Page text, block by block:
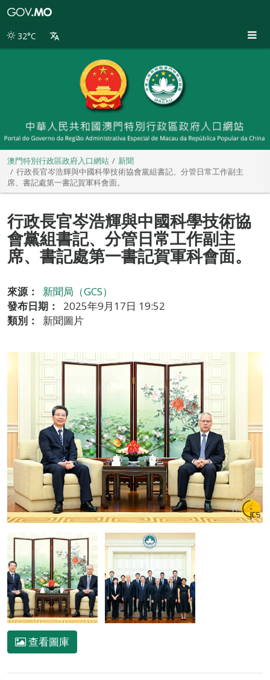
別
32°C
澳門特別行政區政府入口網站
新聞
行政長官岑浩輝與中國科學技術協會黨組書記、分管日常工作副主
席、書記處第一書記賀軍科會面。
行政長官岑浩輝與中國科學技術協
會黨組書記、分管日常工作副主
席、書記處第一書記賀軍科會面。
來源：
新聞局（GCS）
發布日期：
2025年9月17日 19:52
類別：
新聞圖片
查看圖庫